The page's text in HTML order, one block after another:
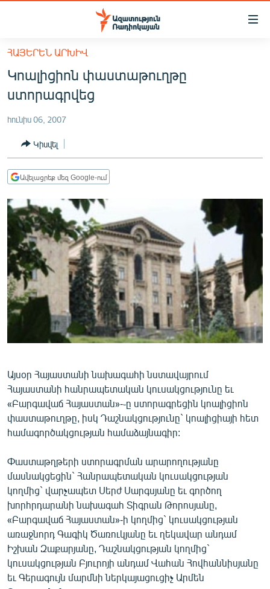
Մատչելիության
հիմնական
բովանդակությանը
հիմնական
մենյուին
ՀԱՅԱՍՏԱՆ
ՔԱՂԱՔԱԿԱՆ
ԸՆՏՐՈՒԹՅՈՒՆՆԵՐ 2026
ԻՐԱՎՈՒՆՔ
ՀԱՍԱՐԱԿՈՒԹՅՈՒՆ
ՂԱՐԱԲԱՂ
ՊԱՏԵՐԱԶՄԻ 6 ՇԱԲԱԹՆԵՐԸ
ՏԱՐԱԾԱՇՐՋԱՆ
ՄԻՋԱԶԳԱՅԻՆ
ՄՇԱԿՈՒՅԹ
ՍՊՈՐՏ
ՄԵԿՆԱԲԱՆՈՒԹՅՈՒՆ
ԿՈՐՈՆԱՎԻՐՈՒՍ
ԱՐԽԻՎ
ՏԵՍԱՆՅՈՒԹԵՐ
ՁԳՏԵԼՈՎ ԼԱՎԱԳՈՒՅՆԻՆ
ՓՈԴՔԱՍԹ
Հայերեն
English
Русский
ՀԱՅԵՐԵՆ ԱՐԽԻՎ
Կոալիցիոն փաստաթուղթը
ստորագրվեց
հունիս 06, 2007
Կիսվել
Ավելացրեք մեզ Google-ում
Այսօր Հայաստանի նախագահի նստավայրում
Հայաստանի հանրապետական կուսակցությունը եւ
«Բարգավաճ Հայաստան»-֊ը ստորագրեցին կոալիցիոն
փաստաթուղթը, իսկ Դաշնակցությունը` կոալիցիայի հետ
համագործակցության համաձայնագիր:
Փաստաթղթերի ստորագրման արարողությանը
մասնակցեցին` Հանրապետական կուսակցության
կողմից` վարչապետ Սերժ Սարգսյանը եւ գործող
խորհրդարանի նախագահ Տիգրան Թորոսյանը,
«Բարգավաճ Հայաստան»-ի կողմից` կուսակցության
առաջնորդ Գագիկ Ծառուկյանը եւ ղեկավար անդամ
Իշխան Զաքարյանը, Դաշնակցության կողմից`
կուսակցության Բյուրոյի անդամ Վահան Հովհաննիսյանը
եւ Գերագույն մարմնի ներկայացուցիչ Արմեն